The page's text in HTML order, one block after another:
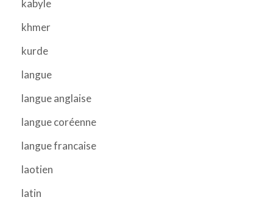
kabyle
khmer
kurde
langue
langue anglaise
langue coréenne
langue francaise
laotien
latin